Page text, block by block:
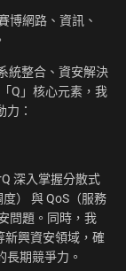
博網路、資訊、
統整合、資安解決
Q」核心元素，我
：
深入掌握分散式
） 與 QoS（服務
問題。同時，我
新興資安領域，確
期競爭力。